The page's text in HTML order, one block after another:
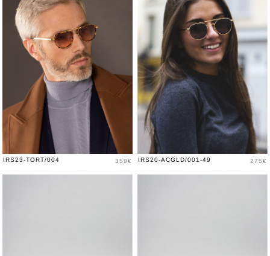
IRS23-TORT/004 Price
359€ IRS20-ACGLD/001-49 Price
275€